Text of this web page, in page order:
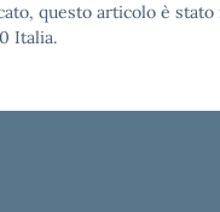
questo articolo è
Italia.